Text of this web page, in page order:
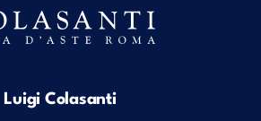
Luigi Colasanti